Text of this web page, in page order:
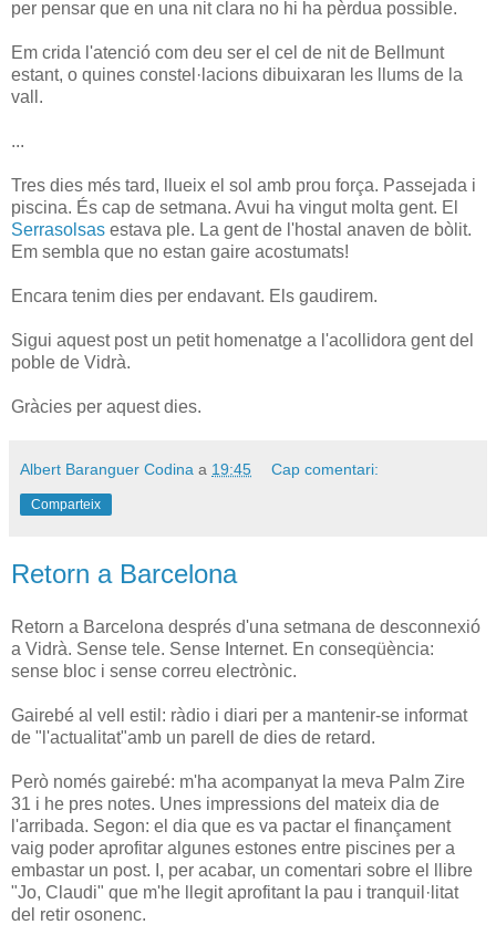
per pensar que en una nit clara no hi ha pèrdua possible.
Em crida l'atenció com deu ser el cel de nit de Bellmunt
estant, o quines constel·lacions dibuixaran les llums de la
vall.
...
Tres dies més tard, llueix el sol amb prou força. Passejada i
piscina. És cap de setmana. Avui ha vingut molta gent. El
Serrasolsas estava ple. La gent de l'hostal anaven de bòlit.
Em sembla que no estan gaire acostumats!
Encara tenim dies per endavant. Els gaudirem.
Sigui aquest post un petit homenatge a l'acollidora gent del
poble de Vidrà.
Gràcies per aquest dies.
Albert Baranguer Codina a 19:45 Cap comentari:
Comparteix
Retorn a Barcelona
Retorn a Barcelona després d'una setmana de desconnexió
a Vidrà. Sense tele. Sense Internet. En conseqüència:
sense bloc i sense correu electrònic.
Gairebé al vell estil: ràdio i diari per a mantenir-se informat
de "l'actualitat"amb un parell de dies de retard.
Però només gairebé: m'ha acompanyat la meva Palm Zire
31 i he pres notes. Unes impressions del mateix dia de
l'arribada. Segon: el dia que es va pactar el finançament
vaig poder aprofitar algunes estones entre piscines per a
embastar un post. I, per acabar, un comentari sobre el llibre
"Jo, Claudi" que m'he llegit aprofitant la pau i tranquil·litat
del retir osonenc.